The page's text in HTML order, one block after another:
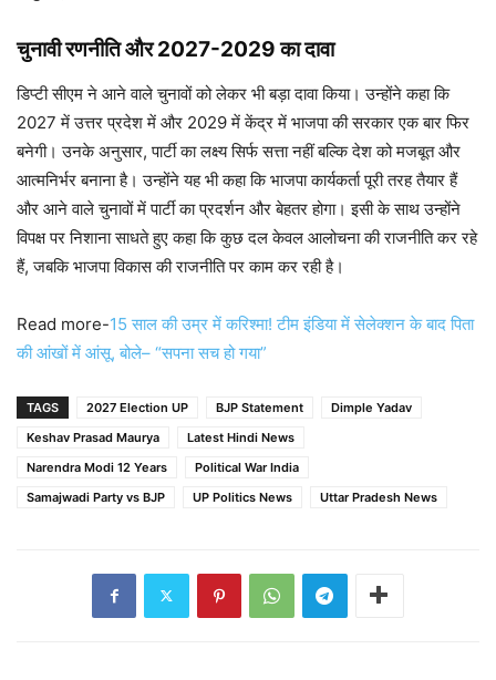
चुनावी रणनीति और 2027-2029 का दावा
डिप्टी सीएम ने आने वाले चुनावों को लेकर भी बड़ा दावा किया। उन्होंने कहा कि
2027 में उत्तर प्रदेश में और 2029 में केंद्र में भाजपा की सरकार एक बार फिर
बनेगी। उनके अनुसार, पार्टी का लक्ष्य सिर्फ सत्ता नहीं बल्कि देश को मजबूत और
आत्मनिर्भर बनाना है। उन्होंने यह भी कहा कि भाजपा कार्यकर्ता पूरी तरह तैयार हैं
और आने वाले चुनावों में पार्टी का प्रदर्शन और बेहतर होगा। इसी के साथ उन्होंने
विपक्ष पर निशाना साधते हुए कहा कि कुछ दल केवल आलोचना की राजनीति कर रहे
हैं, जबकि भाजपा विकास की राजनीति पर काम कर रही है।
Read more-15 साल की उम्र में करिश्मा! टीम इंडिया में सेलेक्शन के बाद पिता
की आंखों में आंसू, बोले– “सपना सच हो गया”
TAGS 2027 Election UP BJP Statement
Dimple Yadav
Keshav Prasad Maurya
Latest Hindi News
Narendra Modi 12 Years
Political War India
Samajwadi Party vs BJP
UP Politics News Uttar Pradesh News